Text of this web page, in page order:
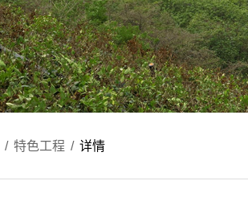
我们致力于成为世界级的钢铜门窗企
为创造让世界感动的建筑而奋斗！
返回首页
/ 特色工程 / 详情